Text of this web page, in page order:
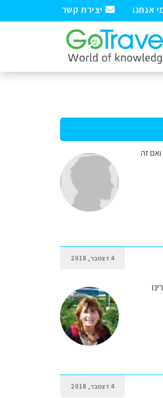
יצירת קשר אנחנו
זה
4 דצמבר, 2018
4 דצמבר, 2018